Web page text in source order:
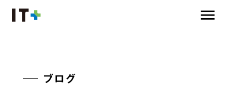
menu
ブログ